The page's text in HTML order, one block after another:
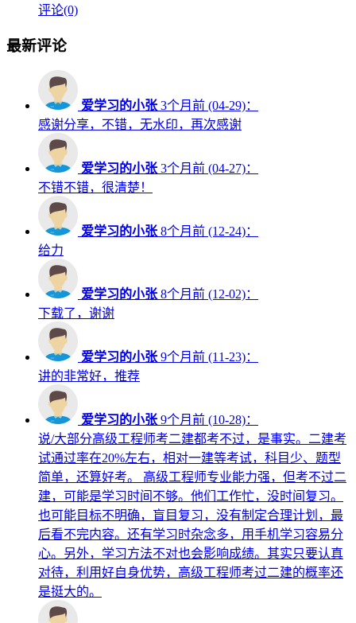
评论(0)
最新评论
爱学习的小张 3个月前 (04-29)：
感谢分享，不错，无水印，再次感谢
爱学习的小张 3个月前 (04-27)：
不错不错，很清楚！
爱学习的小张 8个月前 (12-24)：
给力
爱学习的小张 8个月前 (12-02)：
下载了，谢谢
爱学习的小张 9个月前 (11-23)：
讲的非常好，推荐
爱学习的小张 9个月前 (10-28)：
说/大部分高级工程师考二建都考不过，是事实。二建考
试通过率在20%左右，相对一建等考试，科目少、题型
简单，还算好考。 高级工程师专业能力强，但考不过二
建，可能是学习时间不够。他们工作忙，没时间复习。
也可能目标不明确，盲目复习，没有制定合理计划，最
后看不完内容。还有学习时杂念多，用手机学习容易分
心。另外，学习方法不对也会影响成绩。其实只要认真
对待，利用好自身优势，高级工程师考过二建的概率还
是挺大的。